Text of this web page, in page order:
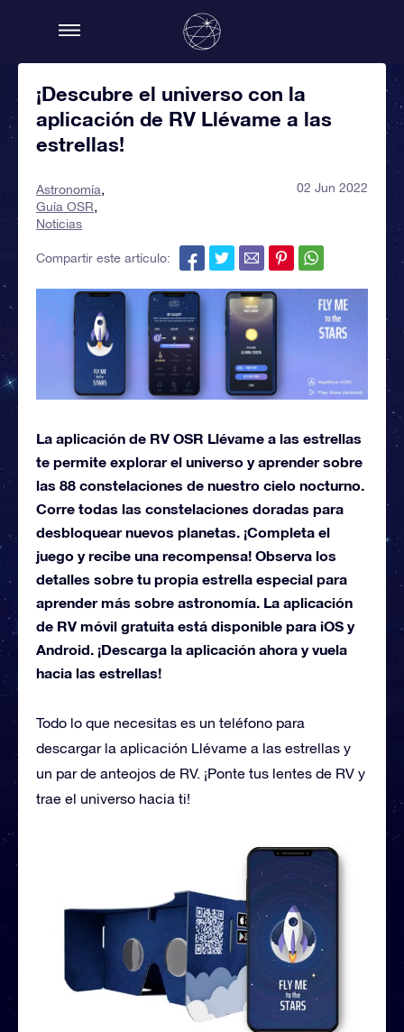
¡Descubre el universo con la
aplicación de RV Llévame a las
estrellas!
Astronomía
Guía OSR
Noticias
02 Jun 2022
Compartir este artículo:
La aplicación de RV OSR Llévame a las estrellas
te permite explorar el universo y aprender sobre
las 88 constelaciones de nuestro cielo nocturno.
Corre todas las constelaciones doradas para
desbloquear nuevos planetas. ¡Completa el
juego y recibe una recompensa! Observa los
detalles sobre tu propia estrella especial para
aprender más sobre astronomía. La aplicación
de RV móvil gratuita está disponible para iOS y
Android. ¡Descarga la aplicación ahora y vuela
hacia las estrellas!
Todo lo que necesitas es un teléfono para
descargar la aplicación Llévame a las estrellas y
un par de anteojos de RV. ¡Ponte tus lentes de RV y
trae el universo hacia ti!